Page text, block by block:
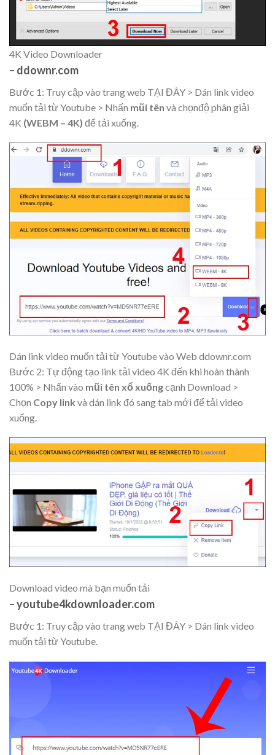
4K Video Downloader
– ddownr.com
Bước 1: Truy cập vào trang web TẠI ĐÂY > Dán link video
muốn tải từ Youtube > Nhấn mũi tên và chọnđộ phân giải
4K (WEBM – 4K) để tải xuống.
Dán link video muốn tải từ Youtube vào Web ddownr.com
Bước 2: Tự động tạo link tải video 4K đến khi hoàn thành
100% > Nhấn vào mũi tên xổ xuốngcạnh Download >
Chọn Copy link và dán link đó sang tab mới để tải video
xuống.
Download video mà bạn muốn tải
– youtube4kdownloader.com
Bước 1: Truy cập vào trang web TẠI ĐÂY > Dán link video
muốn tải từ Youtube.